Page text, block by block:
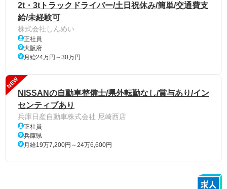
2t・3tトラックドライバー/土日祝休み/簡単/交通費支
給/未経験可
株式会社しんめい
正社員
大阪府
月給24万円～30万円
NEW
NISSANの自動車整備士/県外転勤なし/賞与あり/イン
センティブあり
兵庫日産自動車株式会社 尼崎西店
正社員
兵庫県
月給19万7,200円～24万6,600円